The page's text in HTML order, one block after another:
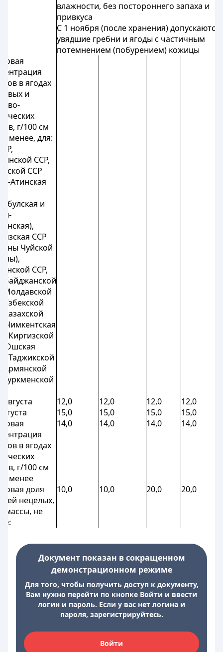
влажности, без постороннего запаха и
привкуса
С 1 ноября (после хранения) допускаются
увядшие гребни и ягоды с частичным
потемнением (побурением) кожицы
в ягодах
и
г/100 см
менее, для:
ССР,
ССР
Атинская
и
ССР
Чуйской
ССР,
Молдавской
Узбекской
Казахской
Киргизской
(Ошская
Таджикской
Армянской
Туркменской
августа
12,0 12,0 12,0
12,0
15,0 15,0 15,0
15,0
в ягодах
г/100 см
менее
14,0 14,0 14,0 14,0
доля
нецелых,
массы, не
10,0 10,0 20,0 20,0
Документ показан в сокращенном
демонстрационном режиме
Для того, чтобы получить доступ к документу,
Вам нужно перейти по кнопке Войти и ввести
логин и пароль. Если у вас нет логина и
пароля, зарегистрируйтесь.
Войти